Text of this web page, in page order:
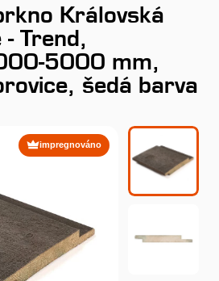
Královská
Trend,
5000 mm,
šedá barva
impregnováno